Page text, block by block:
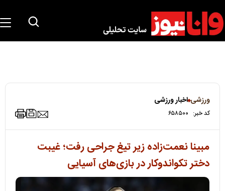
ورزشی اخبار ورزشی
کد خبر: ۶۵۸۵۰۰
مبینا نعمت‌زاده زیر تیغ جراحی رفت؛ غیبت
دختر تکواندوکار در بازی‌های آسیایی